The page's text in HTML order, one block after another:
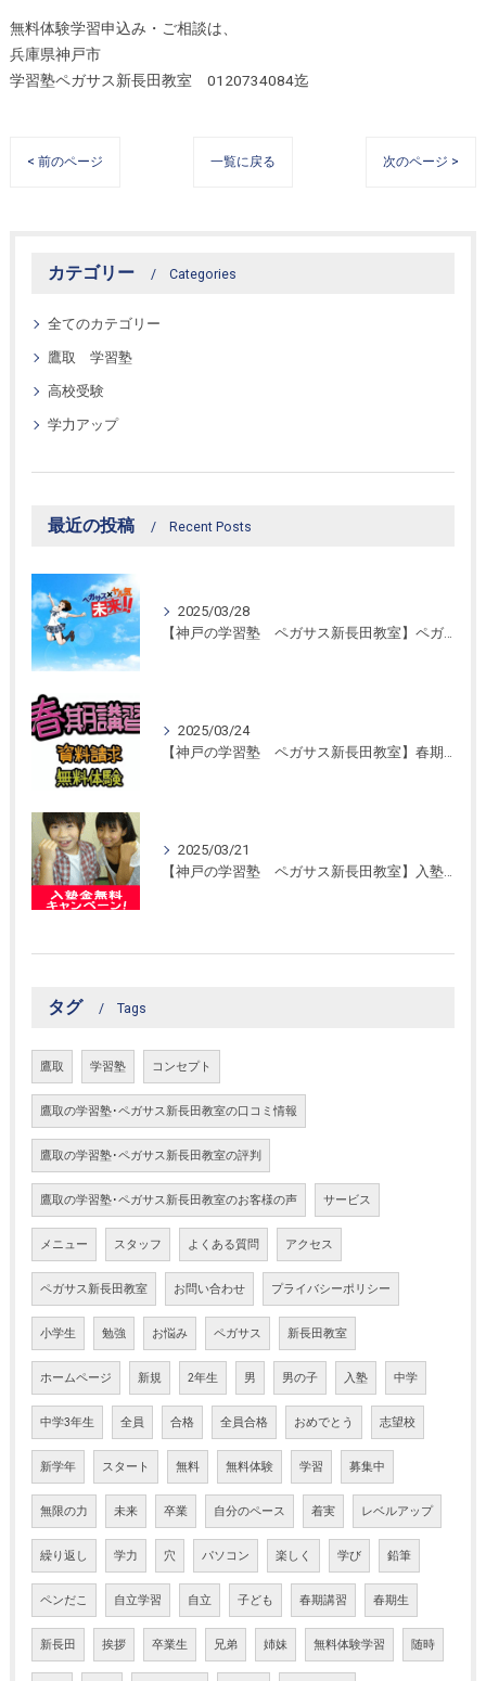
無料体験学習申込み・ご相談は、
兵庫県神戸市
学習塾ペガサス新長田教室 0120734084迄
< 前のページ 一覧に戻る 次のページ >
カテゴリー Categories
全てのカテゴリー
鷹取 学習塾
高校受験
学力アップ
最近の投稿 Recent Posts
2025/03/28
【神戸の学習塾 ペガサス新長田教室】ペガサス学習スタイル！
2025/03/24
【神戸の学習塾 ペガサス新長田教室】春期講習開催！
2025/03/21
【神戸の学習塾 ペガサス新長田教室】入塾金無料キャンペーン！
タグ Tags
鷹取 学習塾 コンセプト
鷹取の学習塾･ペガサス新長田教室の口コミ情報
鷹取の学習塾･ペガサス新長田教室の評判
鷹取の学習塾･ペガサス新長田教室のお客様の声 サービス
メニュー スタッフ よくある質問 アクセス
ペガサス新長田教室 お問い合わせ プライバシーポリシー
小学生 勉強 お悩み ペガサス 新長田教室
ホームページ 新規 2年生 男 男の子 入塾 中学
中学3年生 全員 合格 全員合格 おめでとう 志望校
新学年 スタート 無料 無料体験 学習 募集中
無限の力 未来 卒業 自分のペース 着実 レベルアップ
繰り返し 学力 穴 パソコン 楽しく 学び 鉛筆
ペンだこ 自立学習 自立 子ども 春期講習 春期生
新長田 挨拶 卒業生 兄弟 姉妹 無料体験学習 随時